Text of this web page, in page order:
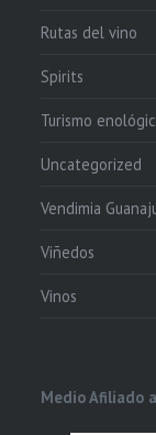
Rutas del vino
Spirits
Turismo
Uncategorized
Vendimia
Viñedos
Vinos
Medio Afiliado